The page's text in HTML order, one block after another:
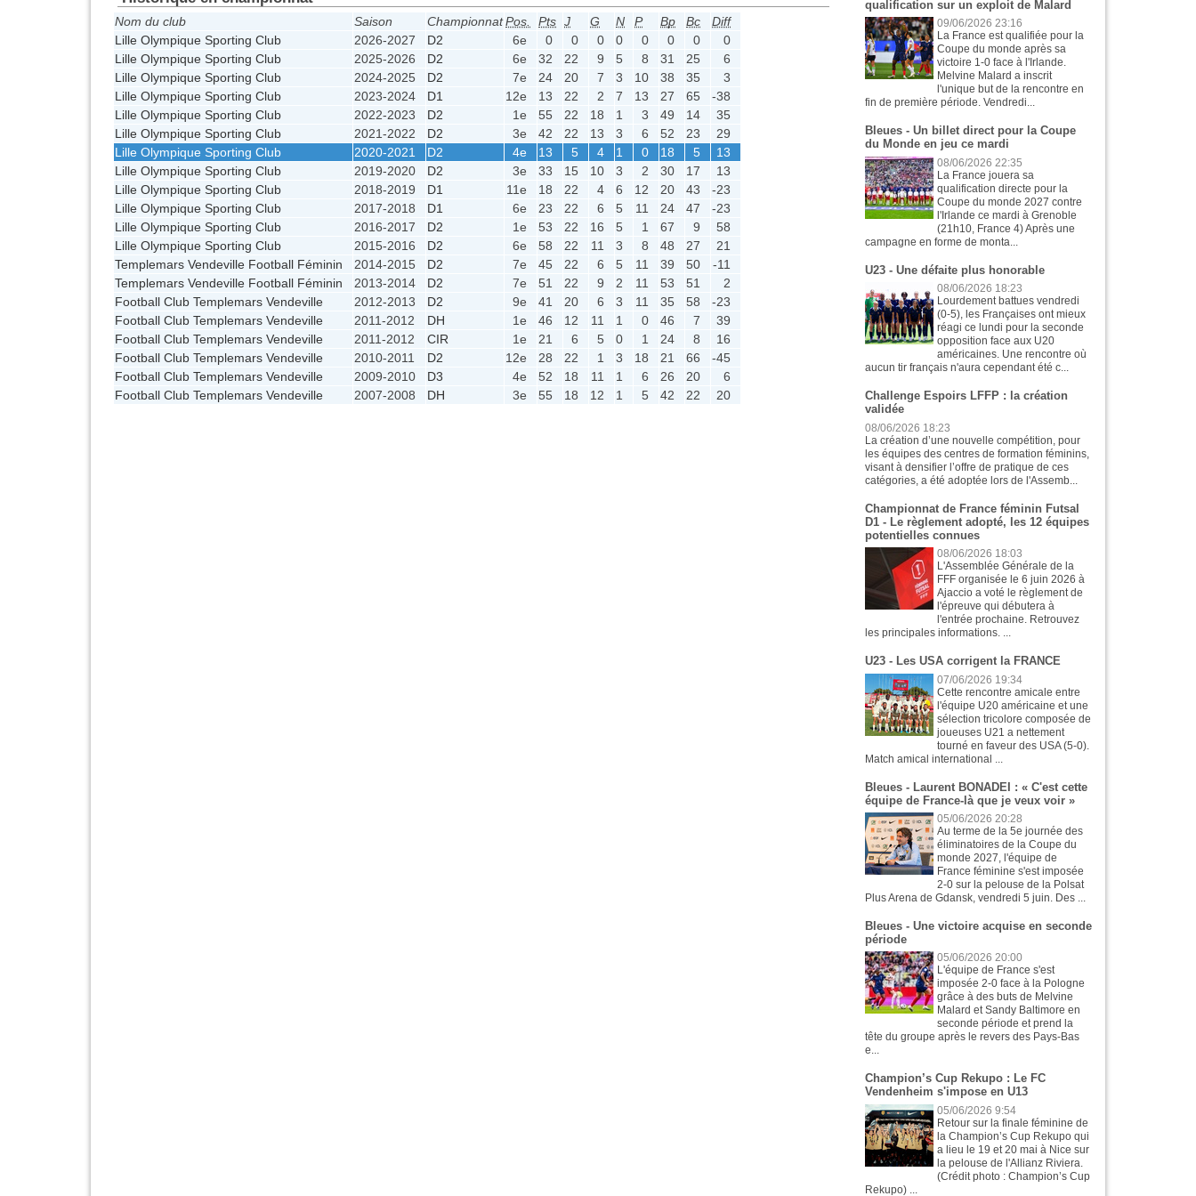
Nom du club Saison ChampionnatPos. Pts J G N P Bp Bc
Diff
Lille Olympique Sporting Club
2026-2027 D2 6e 0 0 0 0 0 0 0
0
Lille Olympique Sporting Club
2025-2026 D2 6e 32 22 9 5 8 31 25
6
Lille Olympique Sporting Club
2024-2025 D2 7e 24 20 7 3 10 38 35
3
Lille Olympique Sporting Club
2023-2024 D1 12e 13 22 2 7 13 27 65
-38
Lille Olympique Sporting Club
2022-2023 D2 1e 55 22 18 1 3 49 14
35
Lille Olympique Sporting Club
2021-2022 D2 3e 42 22 13 3 6 52 23
29
Lille Olympique Sporting Club
2020-2021 D2 4e 13 5 4 1 0 18 5
13
Lille Olympique Sporting Club
2019-2020 D2 3e 33 15 10 3 2 30 17
13
Lille Olympique Sporting Club
2018-2019 D1 11e 18 22 4 6 12 20 43
-23
Lille Olympique Sporting Club
2017-2018 D1 6e 23 22 6 5 11 24 47
-23
Lille Olympique Sporting Club
2016-2017 D2 1e 53 22 16 5 1 67 9
58
Lille Olympique Sporting Club
2015-2016 D2 6e 58 22 11 3 8 48 27
21
Templemars Vendeville Football Féminin
2014-2015 D2 7e 45 22 6 5 11 39 50
-11
Templemars Vendeville Football Féminin
2013-2014 D2 7e 51 22 9 2 11 53 51
2
Football Club Templemars Vendeville
2012-2013 D2 9e 41 20 6 3 11 35 58
-23
Football Club Templemars Vendeville
2011-2012 DH 1e 46 12 11 1 0 46 7
39
Football Club Templemars Vendeville
2011-2012 CIR 1e 21 6 5 0 1 24 8
16
Football Club Templemars Vendeville
2010-2011 D2 12e 28 22 1 3 18 21 66
-45
Football Club Templemars Vendeville
2009-2010 D3 4e 52 18 11 1 6 26 20
6
Football Club Templemars Vendeville
2007-2008 DH 3e 55 18 12 1 5 42 22 20
qualification sur un exploit de Malard
09/06/2026 23:16
La France est qualifiée pour la
Coupe du monde après sa
victoire 1-0 face à l'Irlande.
Melvine Malard a inscrit
l'unique but de la rencontre en
fin de première période. Vendredi...
Bleues - Un billet direct pour la Coupe
du Monde en jeu ce mardi
08/06/2026 22:35
La France jouera sa
qualification directe pour la
Coupe du monde 2027 contre
l'Irlande ce mardi à Grenoble
(21h10, France 4) Après une
campagne en forme de monta...
U23 - Une défaite plus honorable
08/06/2026 18:23
Lourdement battues vendredi
(0-5), les Françaises ont mieux
réagi ce lundi pour la seconde
opposition face aux U20
américaines. Une rencontre où
aucun tir français n'aura cependant été c...
Challenge Espoirs LFFP : la création
validée
08/06/2026 18:23
La création d’une nouvelle compétition, pour
les équipes des centres de formation féminins,
visant à densifier l’offre de pratique de ces
catégories, a été adoptée lors de l'Assemb...
Championnat de France féminin Futsal
D1 - Le règlement adopté, les 12 équipes
potentielles connues
08/06/2026 18:03
L'Assemblée Générale de la
FFF organisée le 6 juin 2026 à
Ajaccio a voté le règlement de
l'épreuve qui débutera à
l'entrée prochaine. Retrouvez
les principales informations. ...
U23 - Les USA corrigent la FRANCE
07/06/2026 19:34
Cette rencontre amicale entre
l'équipe U20 américaine et une
sélection tricolore composée de
joueuses U21 a nettement
tourné en faveur des USA (5-0).
Match amical international ...
Bleues - Laurent BONADEI : « C'est cette
équipe de France-là que je veux voir »
05/06/2026 20:28
Au terme de la 5e journée des
éliminatoires de la Coupe du
monde 2027, l'équipe de
France féminine s'est imposée
2-0 sur la pelouse de la Polsat
Plus Arena de Gdansk, vendredi 5 juin. Des ...
Bleues - Une victoire acquise en seconde
période
05/06/2026 20:00
L'équipe de France s'est
imposée 2-0 face à la Pologne
grâce à des buts de Melvine
Malard et Sandy Baltimore en
seconde période et prend la
tête du groupe après le revers des Pays-Bas
e...
Champion’s Cup Rekupo : Le FC
Vendenheim s'impose en U13
05/06/2026 9:54
Retour sur la finale féminine de
la Champion’s Cup Rekupo qui
a lieu le 19 et 20 mai à Nice sur
la pelouse de l'Allianz Riviera.
(Crédit photo : Champion’s Cup
Rekupo) ...